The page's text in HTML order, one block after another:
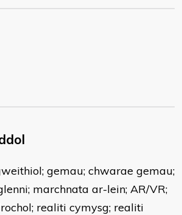
gemau; chwarae gemau;
marchnata ar-lein; AR/VR;
realiti cymysg; realiti